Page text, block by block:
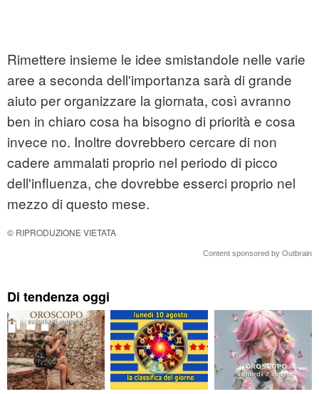
Rimettere insieme le idee smistandole nelle varie
aree a seconda dell'importanza sarà di grande
aiuto per organizzare la giornata, così avranno
ben in chiaro cosa ha bisogno di priorità e cosa
invece no. Inoltre dovrebbero cercare di non
cadere ammalati proprio nel periodo di picco
dell'influenza, che dovrebbe esserci proprio nel
mezzo di questo mese.
© RIPRODUZIONE VIETATA
Content sponsored by Outbrain
Di tendenza oggi